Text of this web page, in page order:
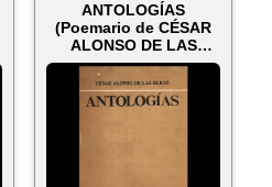
ANTOLOGÍAS
(Poemario de CÉSAR
ALONSO DE LAS
HERAS)